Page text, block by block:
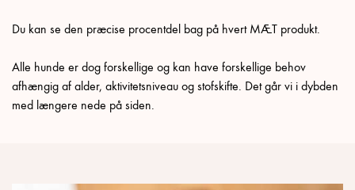
Du kan se den præcise procentdel bag på hvert MÆT produkt.
Alle hunde er dog forskellige og kan have forskellige behov
afhængig af alder, aktivitetsniveau og stofskifte. Det går vi i dybden
med længere nede på siden.